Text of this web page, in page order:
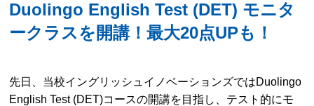
Duolingo English Test (DET) モニタ
ークラスを開講！最大20点UPも！
先日、当校イングリッシュイノベーションズではDuolingo
English Test (DET)コースの開講を目指し、テスト的にモ